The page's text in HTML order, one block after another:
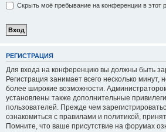
Скрыть моё пребывание на конференции в этот
РЕГИСТРАЦИЯ
Для входа на конференцию вы должны быть
Регистрация занимает всего несколько минут,
более широкие возможности.
установлены также дополнительные
пользователей. Прежде чем
ознакомиться с правилами и политикой,
Помните, что ваше присутствие на форумах